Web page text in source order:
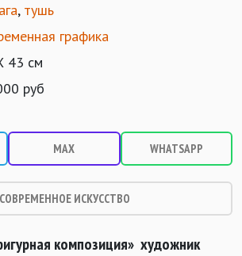
, тушь
графика
43 см
руб
MAX WHATSAPP
СОВРЕМЕННОЕ ИСКУССТВО
композиция» художник